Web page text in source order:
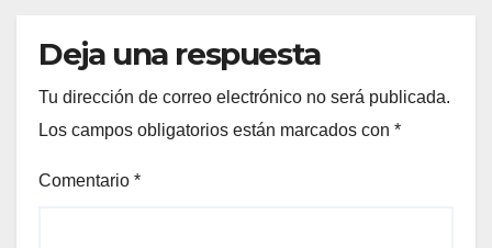
Deja una respuesta
Tu dirección de correo electrónico no será publicada.
Los campos obligatorios están marcados con *
Comentario *